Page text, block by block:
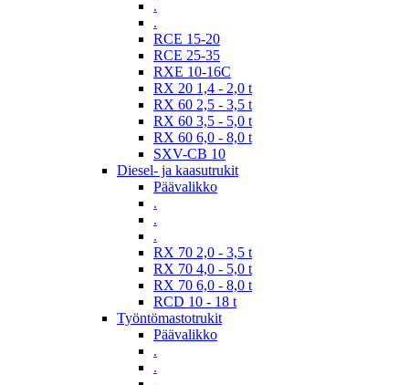
.
.
RCE 15-20
RCE 25-35
RXE 10-16C
RX 20 1,4 - 2,0 t
RX 60 2,5 - 3,5 t
RX 60 3,5 - 5,0 t
RX 60 6,0 - 8,0 t
SXV-CB 10
Diesel- ja kaasutrukit
Päävalikko
.
.
.
RX 70 2,0 - 3,5 t
RX 70 4,0 - 5,0 t
RX 70 6,0 - 8,0 t
RCD 10 - 18 t
Työntömastotrukit
Päävalikko
.
.